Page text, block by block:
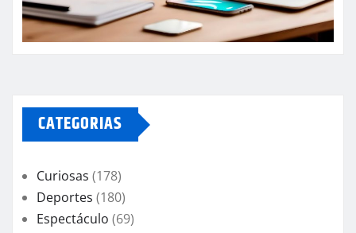
CATEGORIAS
Curiosas (178)
Deportes (180)
Espectáculo (69)